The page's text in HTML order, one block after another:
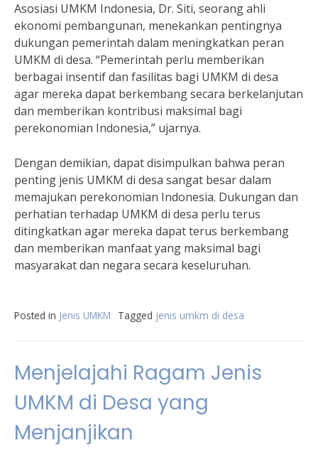
Asosiasi UMKM Indonesia, Dr. Siti, seorang ahli
ekonomi pembangunan, menekankan pentingnya
dukungan pemerintah dalam meningkatkan peran
UMKM di desa. “Pemerintah perlu memberikan
berbagai insentif dan fasilitas bagi UMKM di desa
agar mereka dapat berkembang secara berkelanjutan
dan memberikan kontribusi maksimal bagi
perekonomian Indonesia,” ujarnya.
Dengan demikian, dapat disimpulkan bahwa peran
penting jenis UMKM di desa sangat besar dalam
memajukan perekonomian Indonesia. Dukungan dan
perhatian terhadap UMKM di desa perlu terus
ditingkatkan agar mereka dapat terus berkembang
dan memberikan manfaat yang maksimal bagi
masyarakat dan negara secara keseluruhan.
Posted in Jenis UMKM Tagged jenis umkm di desa
Menjelajahi Ragam Jenis
UMKM di Desa yang
Menjanjikan